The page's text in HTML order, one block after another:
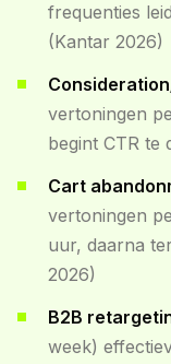
frequenties
(Kantar 2026)
vertoningen
begint CTR te
Cart
vertoningen
uur, daarna
2026)
B2B
week)